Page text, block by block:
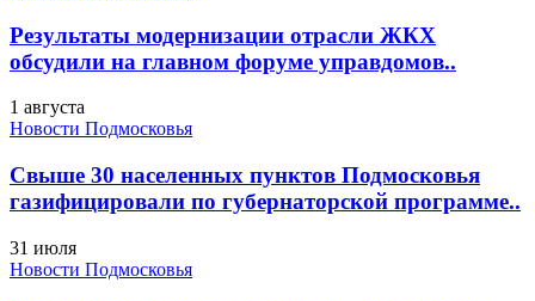
Результаты модернизации отрасли ЖКХ
обсудили на главном форуме управдомов..
1 августа
Новости Подмосковья
Свыше 30 населенных пунктов Подмосковья
газифицировали по губернаторской программе..
31 июля
Новости Подмосковья